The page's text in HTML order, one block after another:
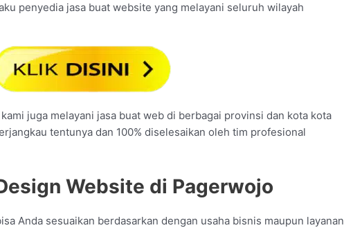
penyedia jasa buat website yang melayani seluruh wilayah
juga melayani jasa buat web di berbagai provinsi dan kota kota
tentunya dan 100% diselesaikan oleh tim profesional
Website di Pagerwojo
Anda sesuaikan berdasarkan dengan usaha bisnis maupun layanan